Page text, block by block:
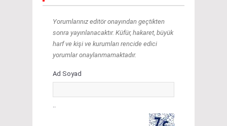
Yorumlarınız editör onayından geçtikten
sonra yayınlanacaktır. Küfür, hakaret, büyük
harf ve kişi ve kurumları rencide edici
yorumlar onaylanmamaktadır.
Ad Soyad